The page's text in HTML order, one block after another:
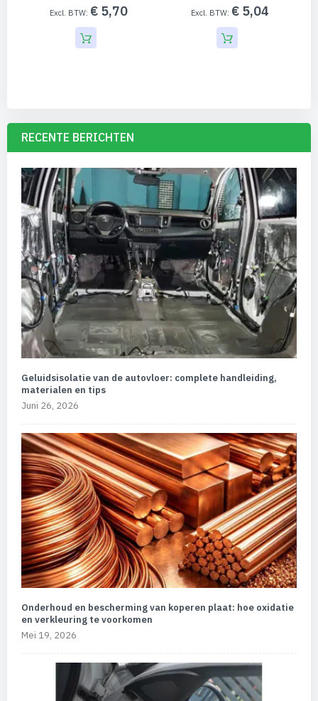
€ 5,70
€ 5,04
RECENTE BERICHTEN
Geluidsisolatie van de autovloer: complete handleiding,
materialen en tips
Juni 26, 2026
Onderhoud en bescherming van koperen plaat: hoe oxidatie
en verkleuring te voorkomen
Mei 19, 2026